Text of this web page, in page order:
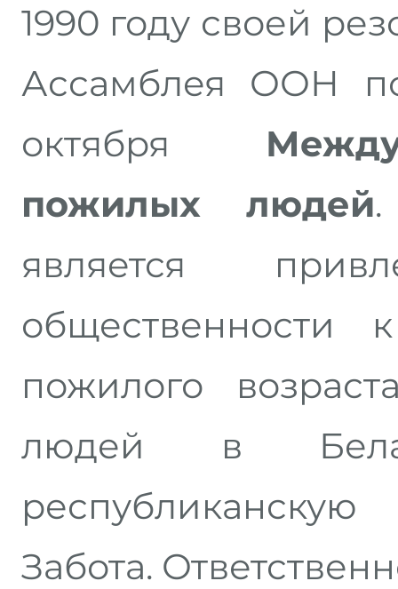
1990 году своей
Ассамблея ООН
октября
пожилых людей
является
пожилого
людей в
Забота.